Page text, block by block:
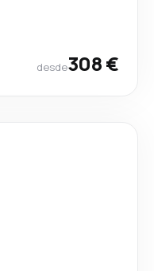
desde308 €